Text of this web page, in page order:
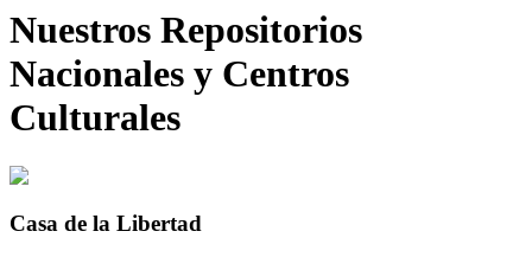
Nuestros Repositorios
Nacionales y Centros
Culturales
Casa de la Libertad